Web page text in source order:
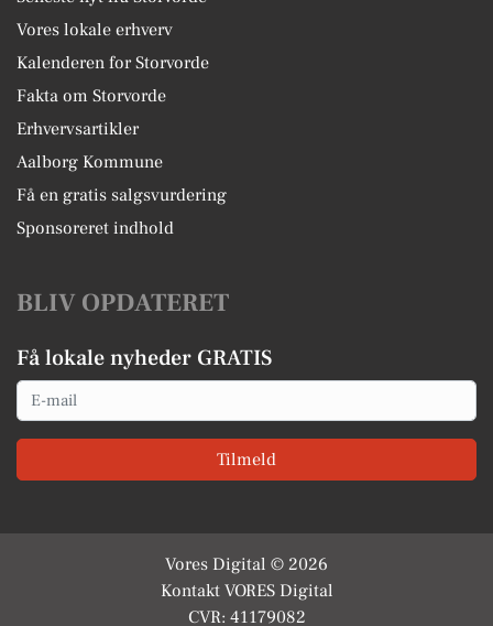
Vores lokale erhverv
Kalenderen for Storvorde
Fakta om Storvorde
Erhvervsartikler
Aalborg Kommune
Få en gratis salgsvurdering
Sponsoreret indhold
BLIV OPDATERET
Få lokale nyheder GRATIS
Email
Tilmeld
Vores Digital © 2026
Kontakt VORES Digital
CVR: 41179082